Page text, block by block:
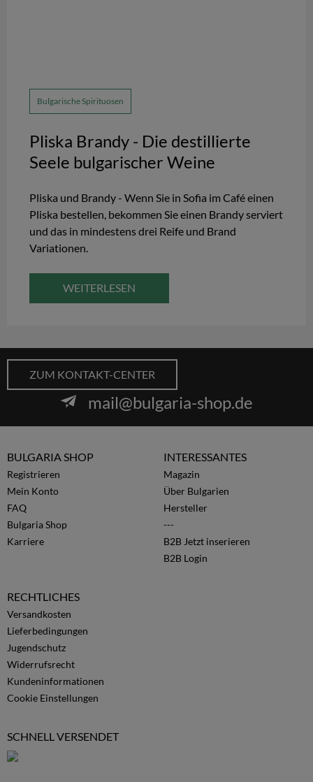
Bulgarische Spirituosen
Pliska Brandy - Die destillierte
Seele bulgarischer Weine
Pliska und Brandy - Wenn Sie in Sofia im Café einen
Pliska bestellen, bekommen Sie einen Brandy serviert
und das in mindestens drei Reife und Brand
Variationen.
WEITERLESEN
ZUM KONTAKT-CENTER
mail@bulgaria-shop.de
BULGARIA SHOP
Registrieren
Mein Konto
FAQ
Bulgaria Shop
Karriere
INTERESSANTES
Magazin
Über Bulgarien
Hersteller
---
B2B Jetzt inserieren
B2B Login
RECHTLICHES
Versandkosten
Lieferbedingungen
Jugendschutz
Widerrufsrecht
Kundeninformationen
Cookie Einstellungen
SCHNELL VERSENDET